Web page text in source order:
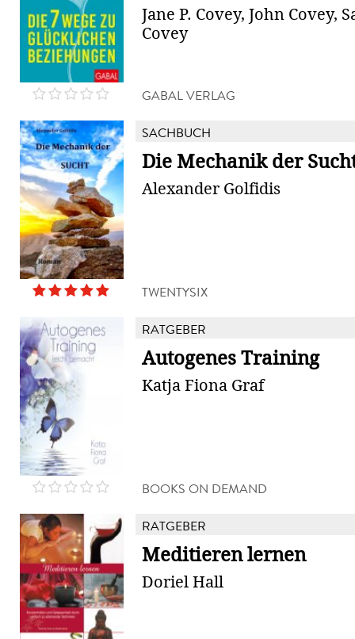
Jane P. Covey, John Covey,
Covey
GABAL VERLAG
SACHBUCH
Die Mechanik der
Alexander Golfidis
TWENTYSIX
RATGEBER
Autogenes Training
Katja Fiona Graf
BOOKS ON DEMAND
RATGEBER
Meditieren lernen
Doriel Hall